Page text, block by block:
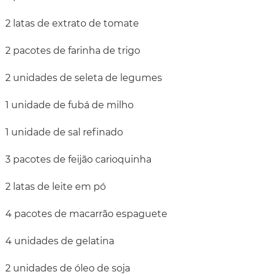
2 latas de extrato de tomate
2 pacotes de farinha de trigo
2 unidades de seleta de legumes
1 unidade de fubá de milho
1 unidade de sal refinado
3 pacotes de feijão carioquinha
2 latas de leite em pó
4 pacotes de macarrão espaguete
4 unidades de gelatina
2 unidades de óleo de soja